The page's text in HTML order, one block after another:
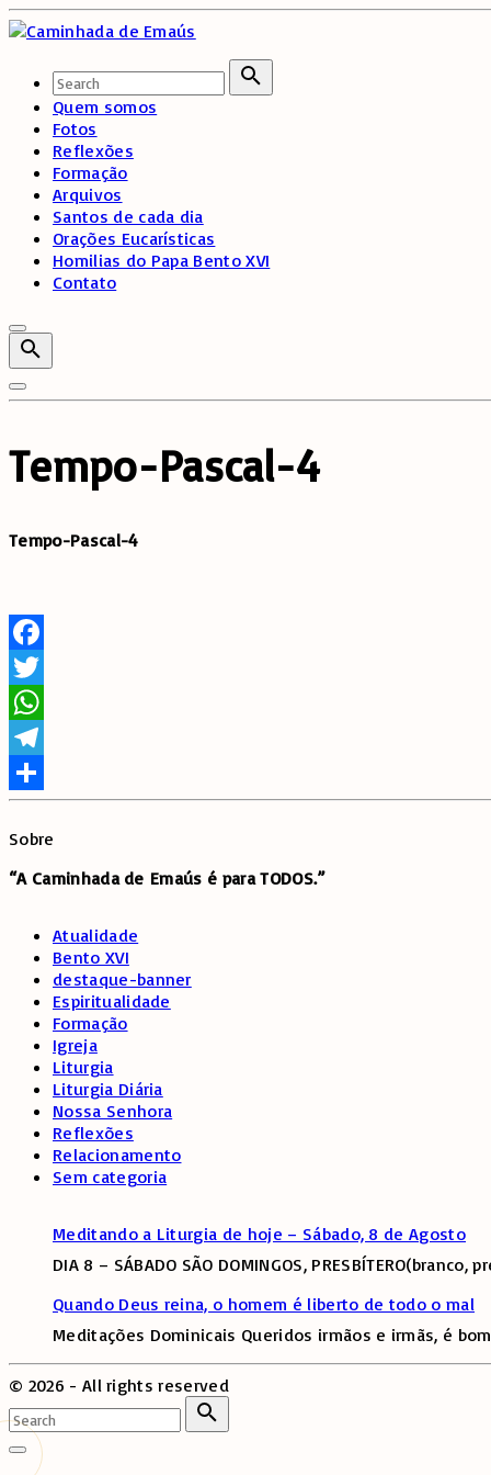
Skip
to
Search
Search
for:
Quem somos
Fotos
Reflexões
Formação
Arquivos
Santos de cada dia
Orações Eucarísticas
Homilias do Papa Bento XVI
Contato
Tempo-Pascal-4
Tempo-Pascal-4
Facebook
Twitter
WhatsApp
Telegram
Share
Sobre
“A Caminhada de Emaús é para TODOS.”
Atualidade
Bento XVI
destaque-banner
Espiritualidade
Formação
Igreja
Liturgia
Liturgia Diária
Nossa Senhora
Reflexões
Relacionamento
Sem categoria
Meditando a Liturgia de hoje – Sábado, 8 de Agosto
DIA 8 – SÁBADO SÃO DOMINGOS,
Quando Deus reina, o homem é liberto de todo o mal
Meditações Dominicais Queridos irmãos e irmãs, é
© 2026 - All rights reserved
Search
Search
for:
Go
to